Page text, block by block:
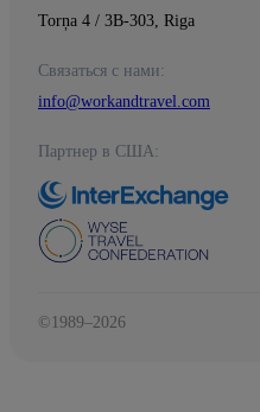
Torņa 4 / 3B-303, Riga
Связаться с нами:
info@workandtravel.com
Партнер в США:
©1989–2026